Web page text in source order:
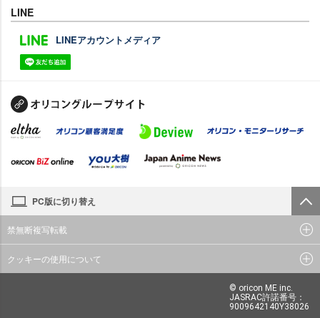
LINE
LINEアカウントメディア
PC版に切り替え
禁無断複写転載
クッキーの使用について
© oricon ME inc.
JASRAC許諾番号：
9009642140Y38026